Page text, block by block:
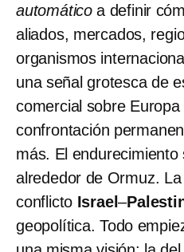
automático a definir
aliados, mercados,
organismos
una señal grotesca de
comercial sobre
confrontación
más. El endurecimiento
alrededor de Ormuz.
conflicto Israel–
geopolítica. Todo